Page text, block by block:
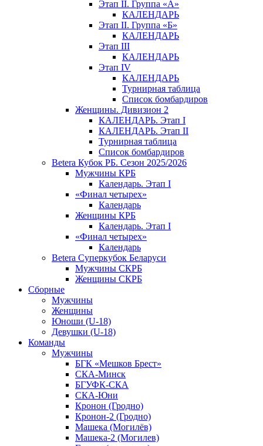
Этап II. Группа «А»
КАЛЕНДАРЬ
Этап II. Группа «Б»
КАЛЕНДАРЬ
Этап III
КАЛЕНДАРЬ
Этап IV
КАЛЕНДАРЬ
Турнирная таблица
Список бомбардиров
Женщины. Дивизион 2
КАЛЕНДАРЬ. Этап I
КАЛЕНДАРЬ. Этап II
Турнирная таблица
Список бомбардиров
Betera Кубок РБ. Сезон 2025/2026
Мужчины КРБ
Календарь. Этап I
«Финал четырех»
Календарь
Женщины КРБ
Календарь. Этап I
«Финал четырех»
Календарь
Betera Суперкубок Беларуси
Мужчины СКРБ
Женщины СКРБ
Сборные
Мужчины
Женщины
Юноши (U-18)
Девушки (U-18)
Команды
Мужчины
БГК «Мешков Брест»
СКА-Минск
БГУФК-СКА
СКА-Юни
Кронон (Гродно)
Кронон-2 (Гродно)
Машека (Могилёв)
Машека-2 (Могилев)